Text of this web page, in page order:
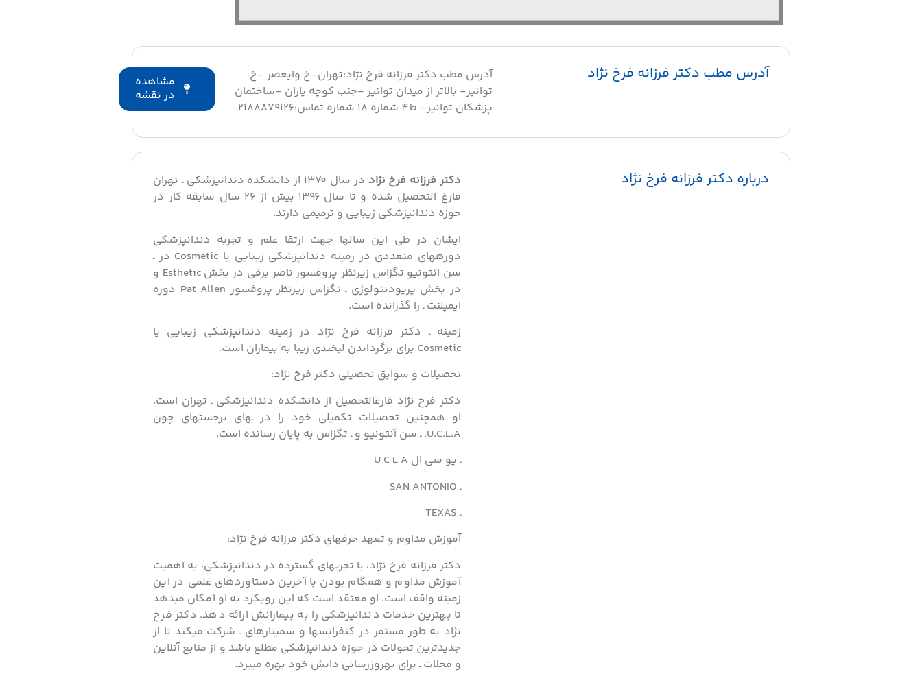
آدرس مطب دکتر فرزانه فرخ نژاد
آدرس مطب دکتر فرزانه فرخ نژاد:تهران-خ وایعصر -خ
توانیر- بالاتر از میدان توانیر -جنب کوچه یاران -ساختمان
پزشکان توانیر- ط٤ شماره ١٨ شماره تماس:2188879126
مشاهده
در نقشه
درباره دکتر فرزانه فرخ نژاد دکتر فرزانه فرخ نژاد
در سال ۱۳۷۰ از دانشکده دندانپزشکی ـ تهران
فارغ التحصیل شده و تا سال ۱۳۹۶ بیش از ۲۶ سال سابقه کار در
حوزه دندانپزشکی زیبایی و ترمیمی دارند.
ایشان در طی این سالها جهت ارتقا علم و تجربه دندانپزشکی
دورههای متعددی در زمینه دندانپزشکی زیبایی یا Cosmetic در ـ
سن انتونیو تگزاس زیرنظر پروفسور ناصر برقی در بخش Esthetic و
در بخش پریودنتولوژی ـ تگزاس زیرنظر پروفسور Pat Allen دوره
ایمپلنت ـ را گذرانده است.
زمینه ـ دکتر فرزانه فرخ نژاد در زمینه دندانپزشکی زیبایی یا
Cosmetic برای برگرداندن لبخندی زیبا به بیماران است.
تحصیلات و سوابق تحصیلی دکتر فرخ نژاد:
دکتر فرخ نژاد فارغالتحصیل از دانشکده دندانپزشکی ـ تهران است.
او همچنین تحصیلات تکمیلی خود را در ـهای برجستهای چون
U.C.L.A، ـ سن آنتونیو و ـ تگزاس به پایان رسانده است.
ـ یو سی ال U C L A
ـ SAN ANTONIO
ـ TEXAS
آموزش مداوم و تعهد حرفهای دکتر فرزانه فرخ نژاد:
دکتر فرزانه فرخ نژاد، با تجربهای گسترده در دندانپزشکی، به اهمیت
آموزش مداوم و همگام بودن با آخرین دستاوردهای علمی در این
زمینه واقف است. او معتقد است که این رویکرد به او امکان میدهد
تا بهترین خدمات دندانپزشکی را به بیمارانش ارائه دهد. دکتر فرخ
نژاد به طور مستمر در کنفرانسها و سمینارهای ـ شرکت میکند تا از
جدیدترین تحولات در حوزه دندانپزشکی مطلع باشد و از منابع آنلاین
و مجلات ـ برای بهروزرسانی دانش خود بهره میبرد.